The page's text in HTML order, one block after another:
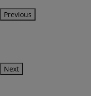
Previous
Next